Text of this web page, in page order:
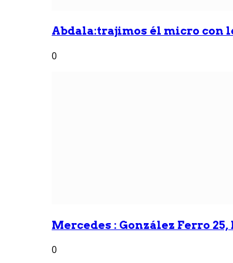
Abdala:trajimos él micro con
0
Mercedes : González Ferro 25,
0